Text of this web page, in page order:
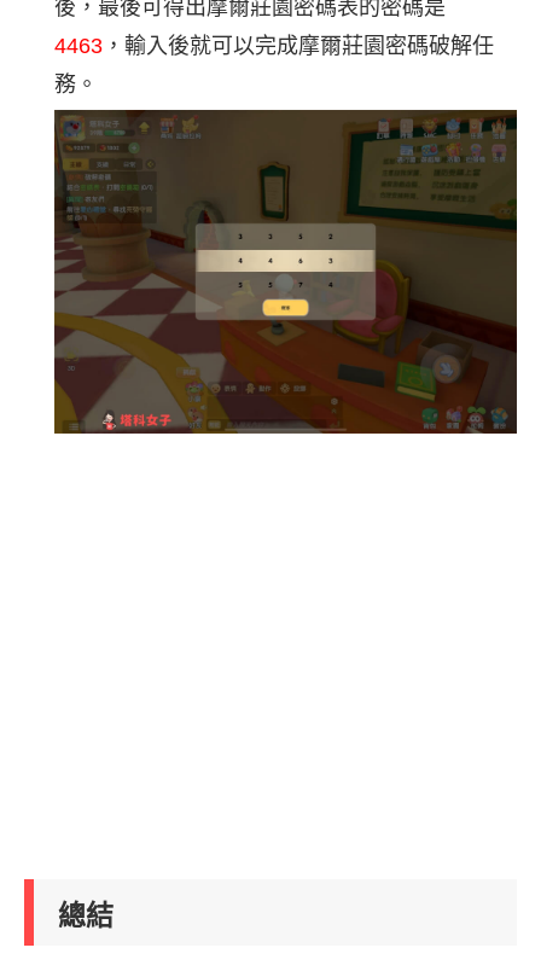
後，最後可得出摩爾莊園密碼表的密碼是
4463 ，輸入後就可以完成摩爾莊園密碼破解任
務。
總結